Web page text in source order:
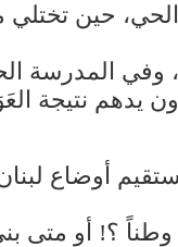
حين
وفي
نتيجة
أوضاع
؟! أو متى